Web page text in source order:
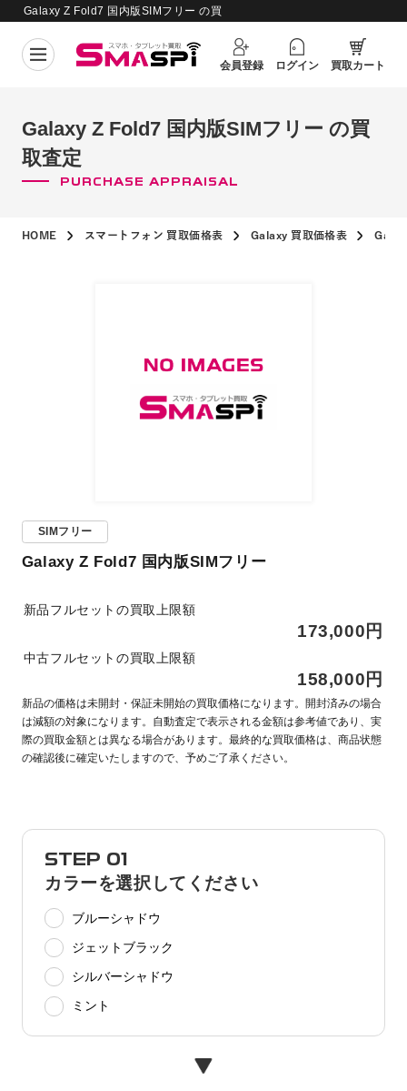
Galaxy Z Fold7 国内版SIMフリー の買
会員登録 ログイン 買取カート
Galaxy Z Fold7 国内版SIMフリー の買
取査定
PURCHASE APPRAISAL
HOME スマートフォン 買取価格表 Galaxy 買取価格表
SIMフリー
Galaxy Z Fold7 国内版SIMフリー
新品フルセットの買取上限額
173,000円
中古フルセットの買取上限額
158,000円
新品の価格は未開封・保証未開始の買取価格になります。開封済みの場合
は減額の対象になります。自動査定で表示される金額は参考値であり、実
際の買取金額とは異なる場合があります。最終的な買取価格は、商品状態
の確認後に確定いたしますので、予めご了承ください。
STEP 01
カラーを選択してください
ブルーシャドウ
ジェットブラック
シルバーシャドウ
ミント